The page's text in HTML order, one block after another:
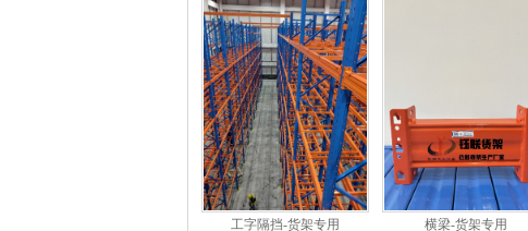
工字隔挡-货架专用 横梁-货架专用